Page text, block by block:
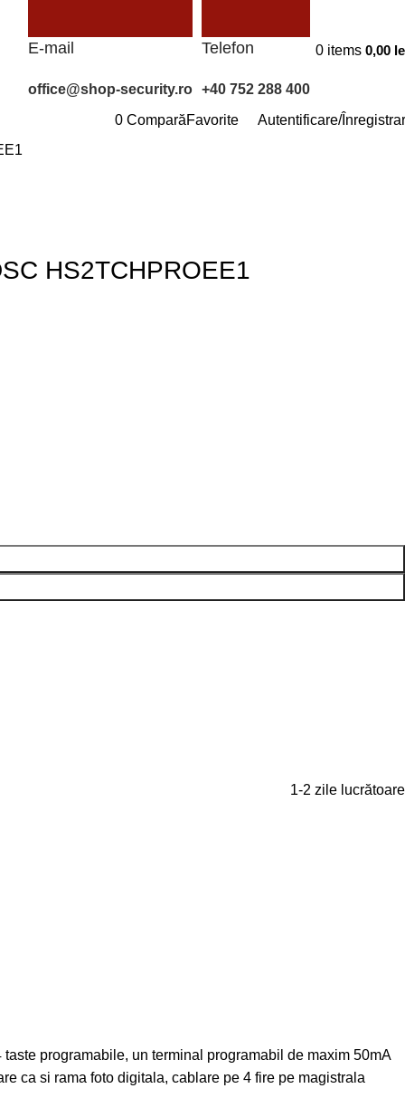
E-mail
office@shop-security.ro
Telefon
+40 752 288 400
0 items 0,00
0 ComparăFavorite
Autentificare/
HS2TCHPROEE1
1-2 zile lucrătoare
programabile, un terminal programabil de maxim 50mA
ca si rama foto digitala, cablare pe 4 fire pe magistrala